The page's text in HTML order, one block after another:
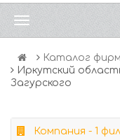
Каталог фирм
Иркутский
Загурского
Компания - 1